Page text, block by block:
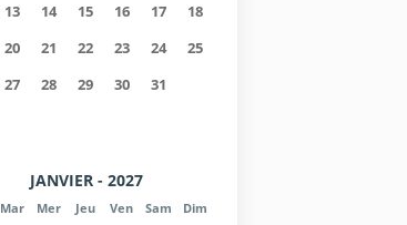
13 14 15 16 17
18
20 21 22 23 24
25
27 28 29 30 31
JANVIER - 2027
Mar Mer Jeu Ven Sam Dim